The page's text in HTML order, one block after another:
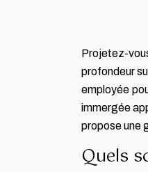
Projetez-
profondeur
employée
immergée
propose une
Quels